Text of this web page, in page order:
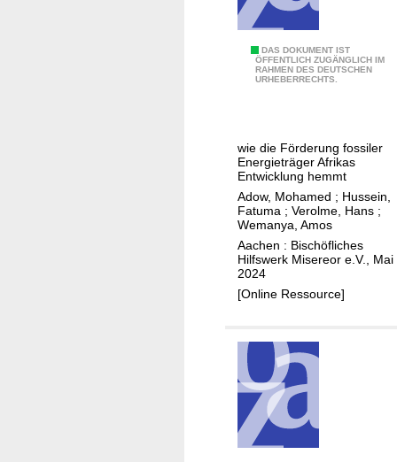
n
s
u
s
d
e
m
G
l
e
c
g
e
w
i
DAS DOKUMENT IST
ÖFFENTLICH ZUGÄNGLICH IM
RAHMEN DES DEUTSCHEN
URHEBERRECHTS.
b
r
a
n
n
t
wie die Förderung fossiler
Energieträger Afrikas
Entwicklung hemmt
Adow, Mohamed ; Hussein,
Fatuma ; Verolme, Hans ;
Wemanya, Amos
Aachen : Bischöfliches
Hilfswerk Misereor e.V., Mai
2024
[Online Ressource]